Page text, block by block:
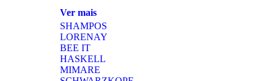
Ver mais
SHAMPOS
LORENAY
BEE IT
HASKELL
MIMARE